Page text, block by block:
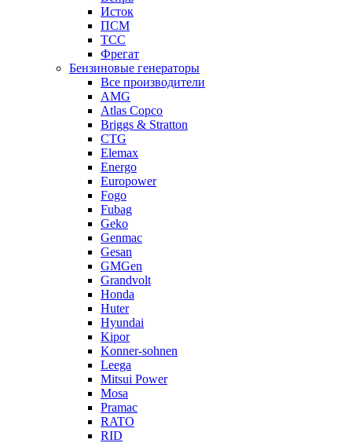
Исток
ПСМ
ТСС
Фрегат
Бензиновые генераторы
Все производители
AMG
Atlas Copco
Briggs & Stratton
CTG
Elemax
Energo
Europower
Fogo
Fubag
Geko
Genmac
Gesan
GMGen
Grandvolt
Honda
Huter
Hyundai
Kipor
Konner-sohnen
Leega
Mitsui Power
Mosa
Pramac
RATO
RID